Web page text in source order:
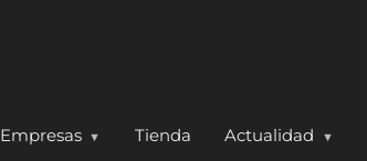
Empresas Tienda Actualidad